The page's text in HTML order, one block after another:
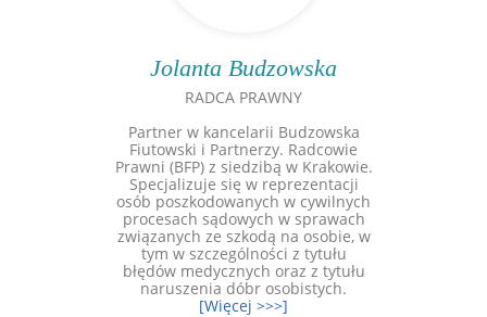
Jolanta Budzowska
RADCA PRAWNY
Partner w kancelarii Budzowska
Fiutowski i Partnerzy. Radcowie
Prawni (BFP) z siedzibą w Krakowie.
Specjalizuje się w reprezentacji
osób poszkodowanych w cywilnych
procesach sądowych w sprawach
związanych ze szkodą na osobie, w
tym w szczególności z tytułu
błędów medycznych oraz z tytułu
naruszenia dóbr osobistych.
[Więcej >>>]